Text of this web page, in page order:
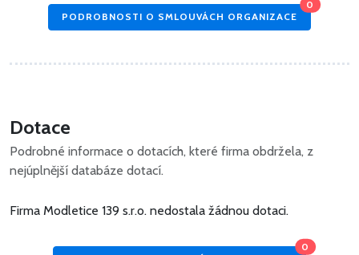
PODROBNOSTI O SMLOUVÁCH ORGANIZACE
0
Dotace
Podrobné informace o dotacích, které firma obdržela, z
nejúplnější databáze dotací.
Firma Modletice 139 s.r.o. nedostala žádnou dotaci.
0